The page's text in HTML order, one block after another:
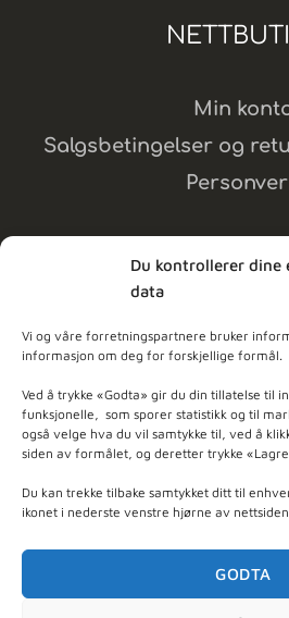
Du kontrollerer dine
data
Vi og våre forretningspartnere bruker
informasjon om deg for forskjellige formål.
Ved å trykke «Godta» gir du din tillatelse til
funksjonelle, som sporer statistikk og til
også velge hva du vil samtykke til, ved å
siden av formålet, og deretter trykke
Du kan trekke tilbake samtykket ditt til
ikonet i nederste venstre hjørne av
GODTA
Min
Salgsbetingelser og
- Basert på103anmeldelser